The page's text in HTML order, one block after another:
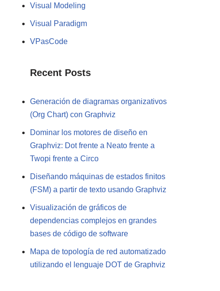
Visual Modeling
Visual Paradigm
VPasCode
Recent Posts
Generación de diagramas organizativos
(Org Chart) con Graphviz
Dominar los motores de diseño en
Graphviz: Dot frente a Neato frente a
Twopi frente a Circo
Diseñando máquinas de estados finitos
(FSM) a partir de texto usando Graphviz
Visualización de gráficos de
dependencias complejos en grandes
bases de código de software
Mapa de topología de red automatizado
utilizando el lenguaje DOT de Graphviz